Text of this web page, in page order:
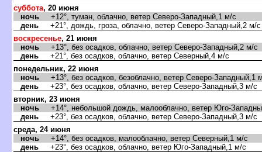
суббота, 20 июня
ночь +12°, туман, облачно, ветер Северо-Западный,1 м/с
день +21°, дождь, гроза, облачно, ветер Северо-Западный,2 м/с
оскресенье, 21 июня
ночь +13°, без осадков, облачно, ветер Северо-Западный,2 м/с
день +21°, без осадков, облачно, ветер Северный,4 м/с
понедельник, 22 июня
ночь +13°, без осадков, безоблачно, ветер Северо-Западный,1
день +23°, без осадков, облачно, ветер Северо-Западный,3 м/с
торник, 23 июня
ночь +14°, небольшой дождь, малооблачно, ветер Юго-
день +23°, без осадков, облачно, ветер Северо-Западный,3 м/с
среда, 24 июня
ночь +14°, без осадков, малооблачно, ветер Северный,1 м/с
день +23°, без осадков, облачно, ветер Юго-Западный,1 м/с